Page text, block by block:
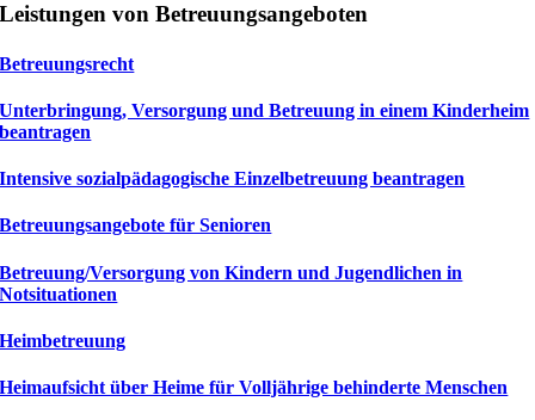
Leistungen von Betreuungsangeboten
Betreuungsrecht
Unterbringung, Versorgung und Betreuung in einem Kinderheim
beantragen
Intensive sozialpädagogische Einzelbetreuung beantragen
Betreuungsangebote für Senioren
Betreuung/Versorgung von Kindern und Jugendlichen in
Notsituationen
Heimbetreuung
Heimaufsicht über Heime für Volljährige behinderte Menschen